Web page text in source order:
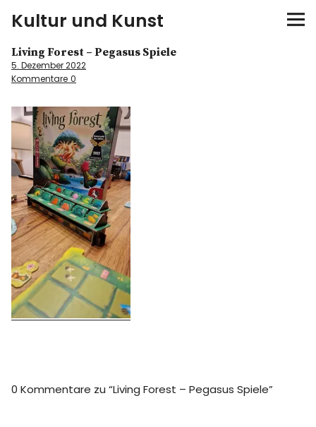
Kultur und Kunst
kultur & kunst
Spiele
Konzerte
Museen bei…
Bloggerreisen
Über mich
Living Forest – Pegasus Spiele
5. Dezember 2022
Kommentare 0
0 Kommentare zu “Living Forest – Pegasus Spiele”